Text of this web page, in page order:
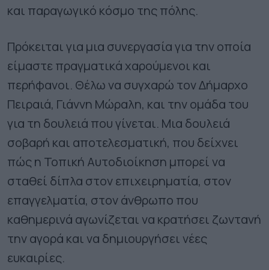
και παραγωγικό κόσμο της πόλης.
Πρόκειται για μια συνεργασία για την οποία
είμαστε πραγματικά χαρούμενοι και
περήφανοι. Θέλω να συγχαρώ τον Δήμαρχο
Πειραιά, Γιάννη Μώραλη, και την ομάδα του
για τη δουλειά που γίνεται. Μια δουλειά
σοβαρή και αποτελεσματική, που δείχνει
πώς η Τοπική Αυτοδιοίκηση μπορεί να
σταθεί δίπλα στον επιχειρηματία, στον
επαγγελματία, στον άνθρωπο που
καθημερινά αγωνίζεται να κρατήσει ζωντανή
την αγορά και να δημιουργήσει νέες
ευκαιρίες.